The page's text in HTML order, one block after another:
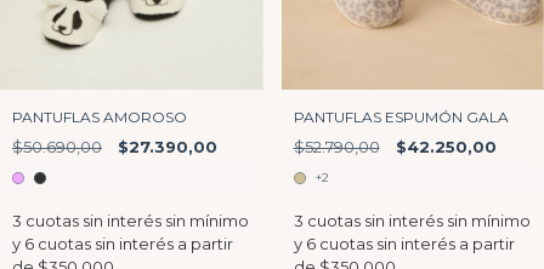
PANTUFLAS AMOROSO
$50.690,00 $27.390,00
PANTUFLAS ESPUMÓN GALA
$52.790,00 $42.250,00
+2